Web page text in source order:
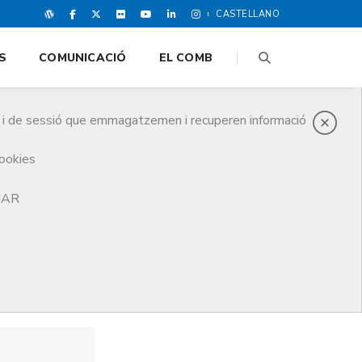
CASTELLANO
sessió que emmagatzemen i recuperen informació
COMUNICACIÓ EL COMB